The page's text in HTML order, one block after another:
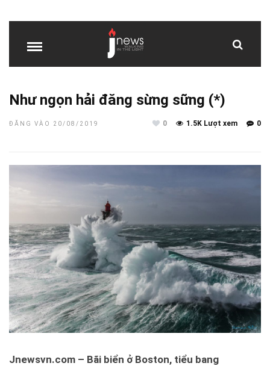
Như ngọn hải đăng sừng sững (*)
ĐĂNG VÀO 20/08/2019 0
1.5K Lượt xem
0
Jnewsvn.com – Bãi biển ở Boston, tiểu bang